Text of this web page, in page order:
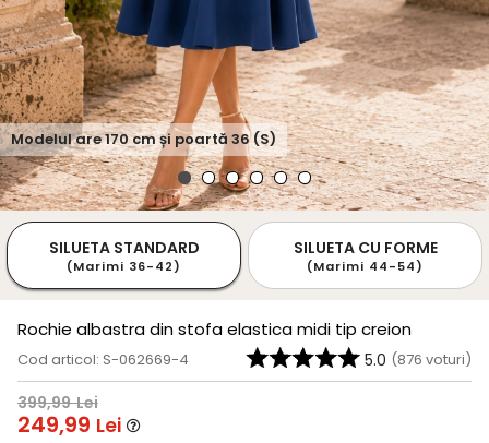
Modelul are170cm și poartă 36 (S)
SILUETA STANDARD
(Marimi 36-42)
SILUETA CU FORME
(Marimi 44-54)
Rochie albastra din stofa elastica midi tip creion
Cod articol: S-062669-4 5.0 (876 voturi)
399,99 Lei
249,99 Lei